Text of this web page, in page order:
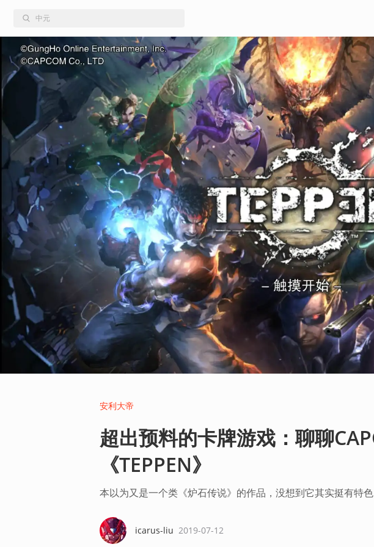
安利大帝
超出预料的卡牌游戏：聊聊
《TEPPEN》
本以为又是一个类《炉石传说》的作品，没想到它其实挺有特色
icarus-liu 2019-07-12